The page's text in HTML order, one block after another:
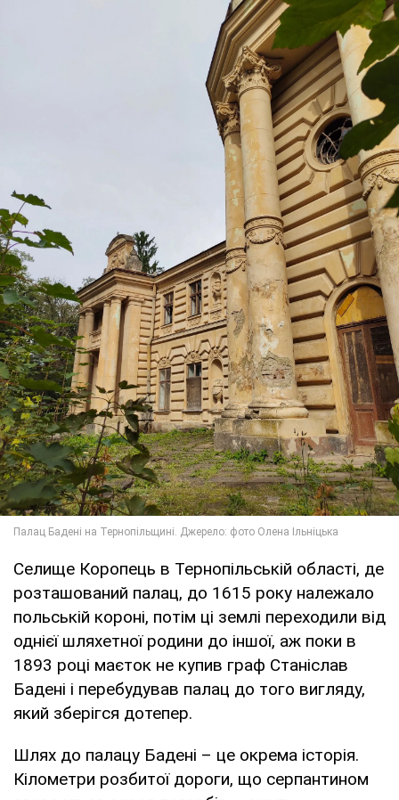
Селище Коропець в Тернопільській області, де
розташований палац, до 1615 року належало
польській короні, потім ці землі переходили від
однієї шляхетної родини до іншої, аж поки в
1893 році маєток не купив граф Станіслав
Бадені і перебудував палац до того вигляду,
який зберігся дотепер.
Шлях до палацу Бадені – це окрема історія.
Кілометри розбитої дороги, що серпантином